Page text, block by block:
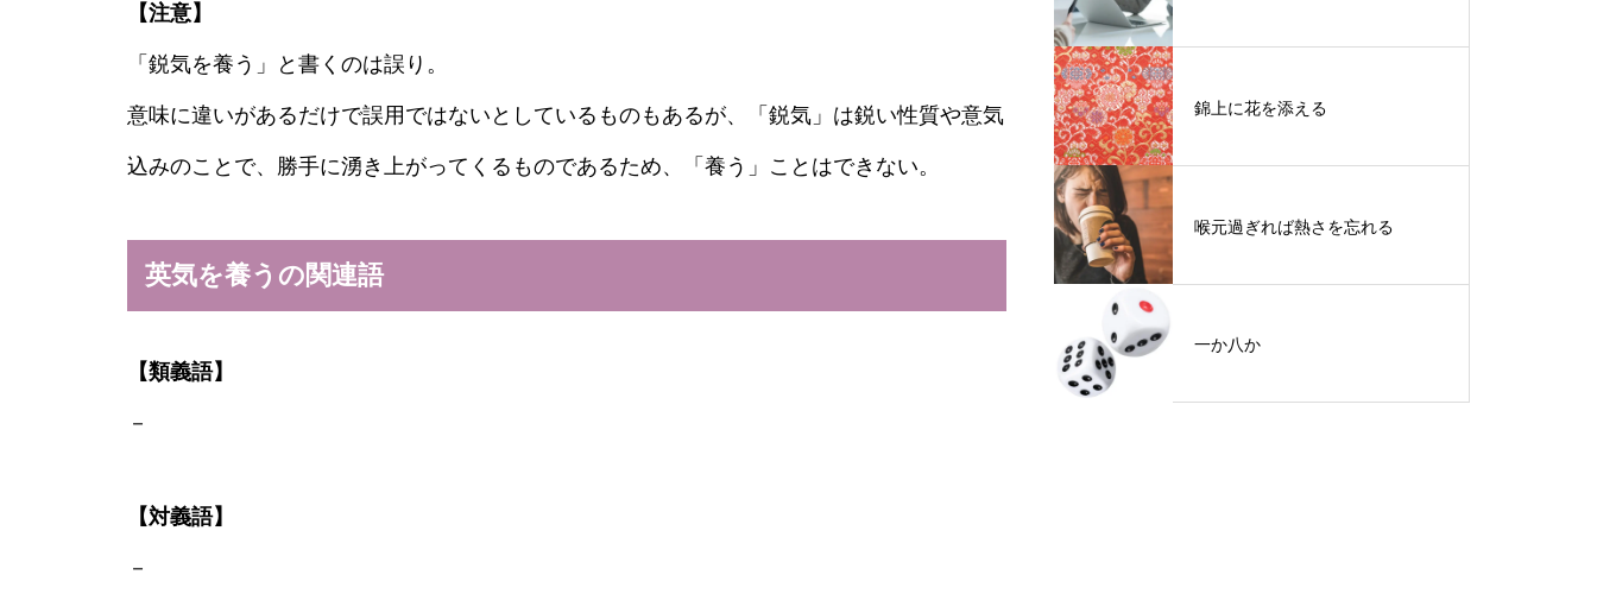
【注意】
「鋭気を養う」と書くのは誤り。
意味に違いがあるだけで誤用ではないとしているものもあるが、「鋭気」は鋭い性質や意気
込みのことで、勝手に湧き上がってくるものであるため、「養う」ことはできない。
英気を養うの関連語
【類義語】
－
【対義語】
－
錦上に花を添える
喉元過ぎれば熱さを忘れる
一か八か